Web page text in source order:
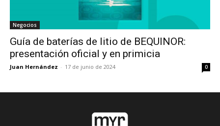
Negocios
Guía de baterías de litio de BEQUINOR:
presentación oficial y en primicia
Juan Hernández - 17 de junio de 2024 0